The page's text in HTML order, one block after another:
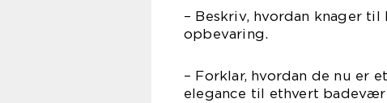
– Beskriv, hvordan knager
opbevaring.
– Forklar, hvordan de nu er
elegance til ethvert